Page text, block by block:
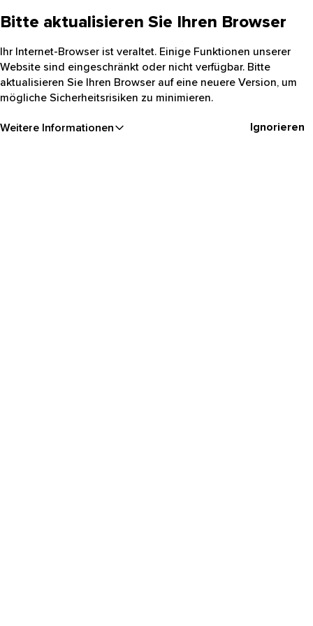
Bitte aktualisieren Sie Ihren Browser
Ihr Internet-Browser ist veraltet. Einige Funktionen unserer
Website sind eingeschränkt oder nicht verfügbar. Bitte
aktualisieren Sie Ihren Browser auf eine neuere Version, um
mögliche Sicherheitsrisiken zu minimieren.
Weitere Informationen Ignorieren